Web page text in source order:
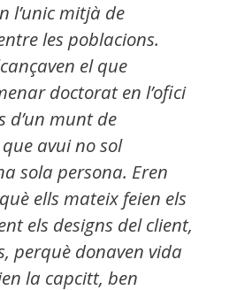
l’unic mitjà de
les poblacions.
el que
doctorat en l’ofici
d’un munt de
avui no sol
sola persona. Eren
ells mateix feien els
els designs del client,
perquè donaven vida
la capcitt, ben